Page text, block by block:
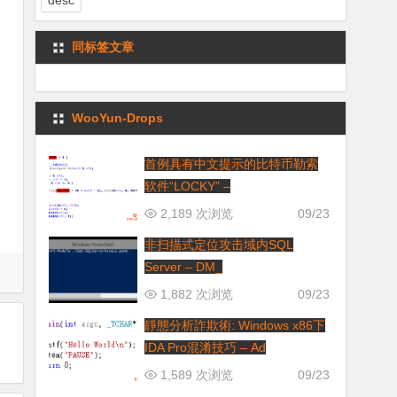
同标签文章
WooYun-Drops
首例具有中文提示的比特币勒索
软件“LOCKY” –
09/23
2,189 次浏览
非扫描式定位攻击域内SQL
Server – DM_
09/23
1,882 次浏览
靜態分析詐欺術: Windows x86下
IDA Pro混淆技巧 – Ad
09/23
1,589 次浏览